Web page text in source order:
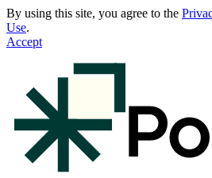
By using this site, you agree to the
Use.
Accept